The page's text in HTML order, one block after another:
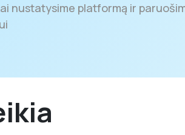
nustatysime platformą ir